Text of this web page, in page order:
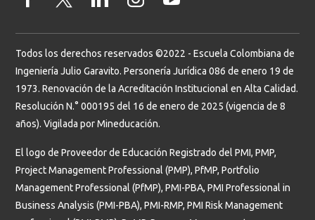
Todos los derechos reservados ©2022 - Escuela Colombiana de
Ingeniería Julio Garavito. Personería Jurídica 086 de enero 19 de
1973. Renovación de la Acreditación Institucional en Alta Calidad.
Resolución N.° 000195 del 16 de enero de 2025 (vigencia de 8
años). Vigilada por Mineducación.
El logo de Proveedor de Educación Registrado del PMI, PMP,
Project Management Professional (PMP), PfMP, Portfolio
Management Professional (PfMP), PMI-PBA, PMI Professional in
Business Analysis (PMI-PBA), PMI-RMP, PMI Risk Management